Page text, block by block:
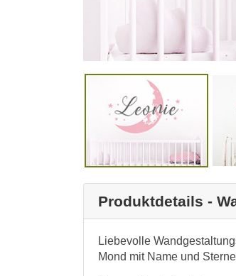
Produktdetails -
Liebevolle
Mond mit Name und